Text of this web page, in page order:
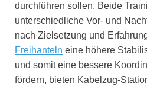
durchführen sollen. Beide
unterschiedliche Vor- und
nach Zielsetzung und
Freihanteln eine höhere
und somit eine bessere
fördern, bieten Kabelzug-